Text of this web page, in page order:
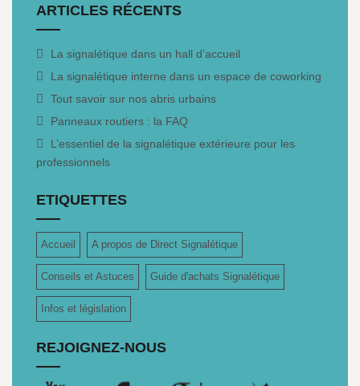
ARTICLES RÉCENTS
La signalétique dans un hall d’accueil
La signalétique interne dans un espace de coworking
Tout savoir sur nos abris urbains
Panneaux routiers : la FAQ
L’essentiel de la signalétique extérieure pour les
professionnels
ETIQUETTES
Accueil A propos de Direct Signalétique
Conseils et Astuces Guide d'achats Signalétique
Infos et législation
REJOIGNEZ-NOUS